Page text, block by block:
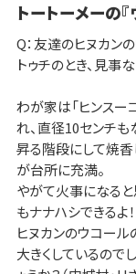
トートーメーの『
Q：友達のヒヌカン
トゥチのとき、見事
わが家は「ヒンスー
れ、直径10センチも
昇る階段にして焼香
が台所に充満。
やがて火事になると
もナナハシできるよ
ヒヌカンのウコール
大きくしているので